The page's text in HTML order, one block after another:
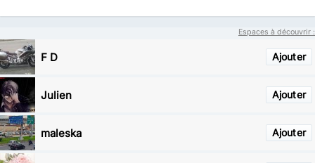
Espaces à découvrir :
Ajouter
F D
Ajouter
Julien
Ajouter
maleska